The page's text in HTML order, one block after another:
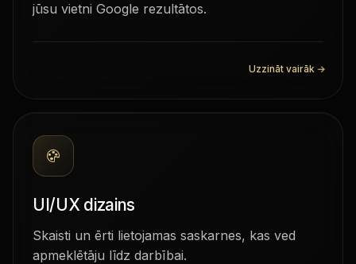
jūsu vietni Google rezultātos.
Uzzināt vairāk →
UI/UX dizains
Skaisti un ērti lietojamas saskarnes, kas ved
apmeklētāju līdz darbībai.